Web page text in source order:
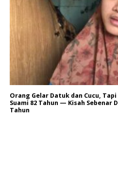
Orang Gelar Datuk dan Cucu,
Suami 82 Tahun — Kisah Sebenar
Tahun